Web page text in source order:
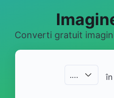
Converti gratuit
.… în